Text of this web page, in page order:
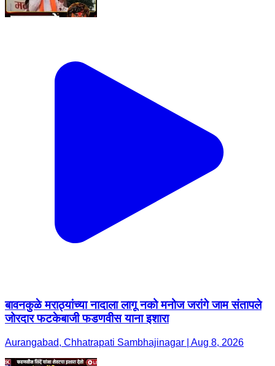
बावनकुळे मराठ्यांच्या नादाला लागू नको मनोज जरांगे जाम संतापले
जोरदार फटकेबाजी फडणवीस याना इशारा
Aurangabad, Chhatrapati Sambhajinagar | Aug 8, 2026